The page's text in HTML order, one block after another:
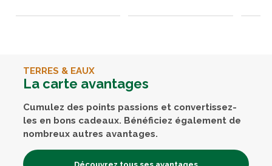
TERRES & EAUX
La carte avantages
Cumulez des points passions et convertissez-
les en bons cadeaux. Bénéficiez également de
nombreux autres avantages.